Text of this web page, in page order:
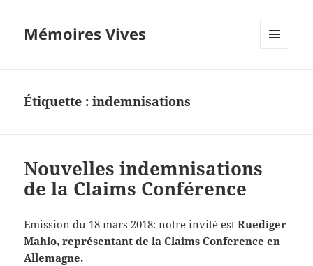
Mémoires Vives
Étiquette :indemnisations
Nouvelles indemnisations
de la Claims Conférence
Emission du 18 mars 2018: notre invité est Ruediger
Mahlo, représentant de la Claims Conference en
Allemagne.